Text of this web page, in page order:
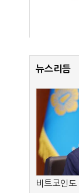
뉴스리듬
비트코인